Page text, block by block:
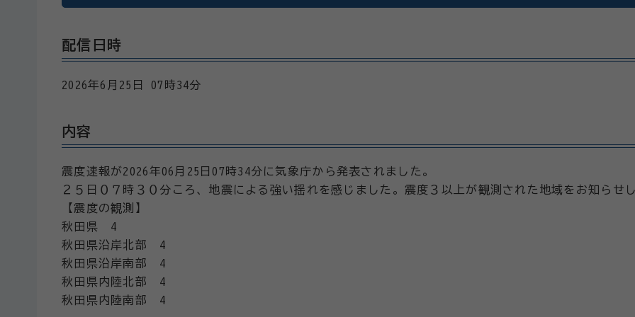
配信日時
2026年6月25日 07時34分
内容
震度速報が2026年06月25日07時34分に気象庁から発表されました。
２５日０７時３０分ころ、地震による強い揺れを感じました。震度３以上が観測された地域をお知らせ
【震度の観測】
秋田県 4
秋田県沿岸北部 4
秋田県沿岸南部 4
秋田県内陸北部 4
秋田県内陸南部 4